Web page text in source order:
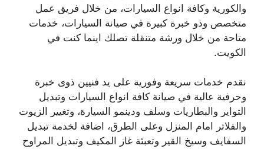
والكورية وكافة انواع السيارات، من خلال فريق عمل
متخصص وذو خبرة كبيرة في صيانة السيارات، خدمات
متاحة من خلال ورشة متنقلة تصلك اينما كنت في
الكويت.
نقدم خدمات سريعة وفورية على يد فنيين ذوى خبرة
وحرفية عالية في صيانة كافة انواع السيارات وتبديل
التواير والبطاريات وسلف ودينمو السيارة، وتغيير الزيوت
والفلاتر امام المنزل وعلى الطرق، اضافة لخدمة تبديل
السفايف وسيخ القير وتعبئة غاز المكيف وتبديل المراوح